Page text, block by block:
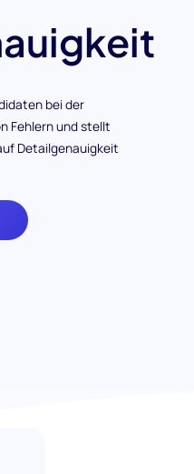
bei der
Fehlern und stellt
Detailgenauigkeit